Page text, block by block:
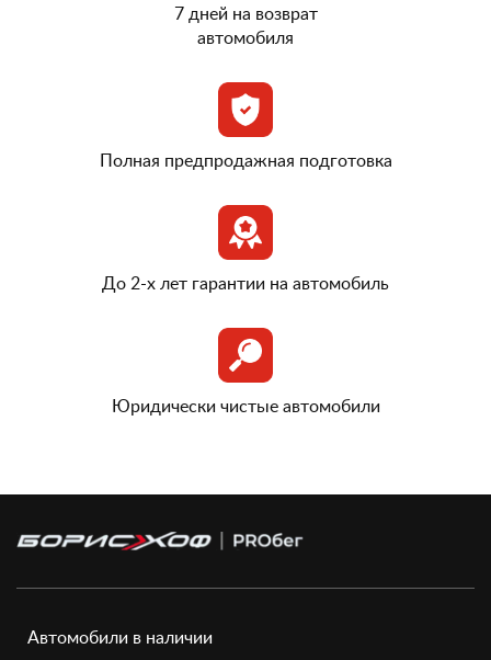
7 дней на возврат
автомобиля
Полная предпродажная подготовка
До 2-х лет гарантии на автомобиль
Юридически чистые автомобили
Автомобили в наличии